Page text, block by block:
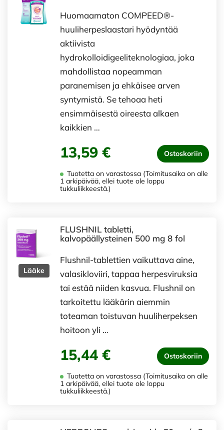
Huomaamaton COMPEED®-
huuliherpeslaastari hyödyntää
aktiivista
hydrokolloidigeeliteknologiaa, joka
mahdollistaa nopeamman
paranemisen ja ehkäisee arven
syntymistä. Se tehoaa heti
ensimmäisestä oireesta alkaen
kaikkien …
13,59 € Ostoskoriin
Tuotetta on varastossa (Toimitusaika on alle
1 arkipäivää, ellei tuote ole loppu
tukkuliikkeestä.)
Lääke
FLUSHNIL tabletti,
kalvopäällysteinen 500 mg 8 fol
Flushnil-tablettien vaikuttava aine,
valasikloviiri, tappaa herpesviruksia
tai estää niiden kasvua. Flushnil on
tarkoitettu lääkärin aiemmin
toteaman toistuvan huuliherpeksen
hoitoon yli …
15,44 € Ostoskoriin
Tuotetta on varastossa (Toimitusaika on alle
1 arkipäivää, ellei tuote ole loppu
tukkuliikkeestä.)